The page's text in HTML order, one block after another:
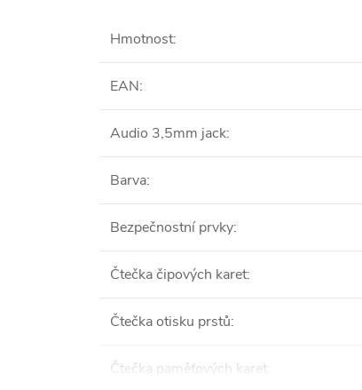
Hmotnost:
EAN:
Audio 3,5mm jack:
Barva:
Bezpečnostní prvky:
Čtečka čipových karet:
Čtečka otisku prstů:
Čtečka paměťových karet: